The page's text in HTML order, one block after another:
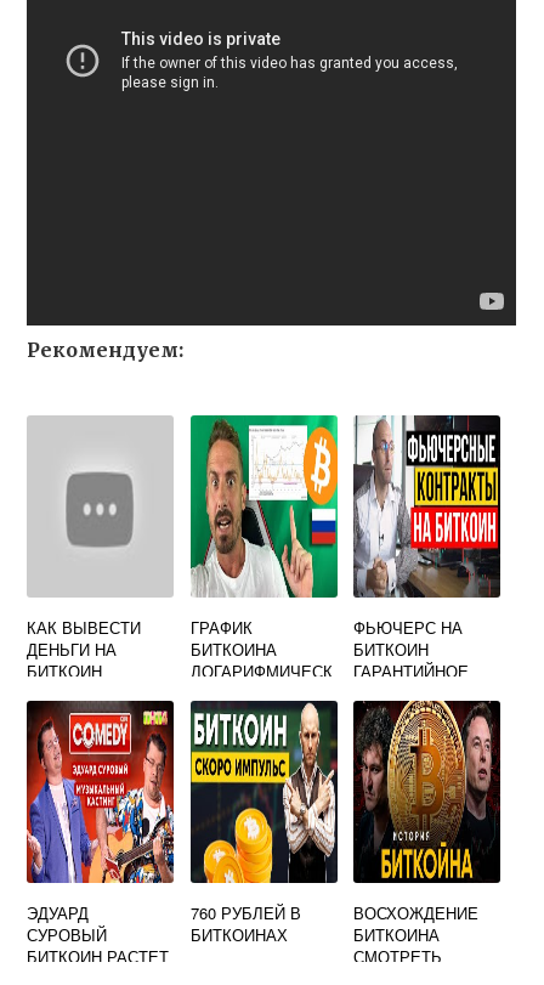
Рекомендуем:
КАК ВЫВЕСТИ
ДЕНЬГИ НА
БИТКОИН
ГРАФИК
БИТКОИНА
ЛОГАРИФМИЧЕСК
ФЬЮЧЕРС НА
БИТКОИН
ГАРАНТИЙНОЕ
ЭДУАРД
СУРОВЫЙ
БИТКОИН РАСТЕТ
760 РУБЛЕЙ В
БИТКОИНАХ
ВОСХОЖДЕНИЕ
БИТКОИНА
СМОТРЕТЬ